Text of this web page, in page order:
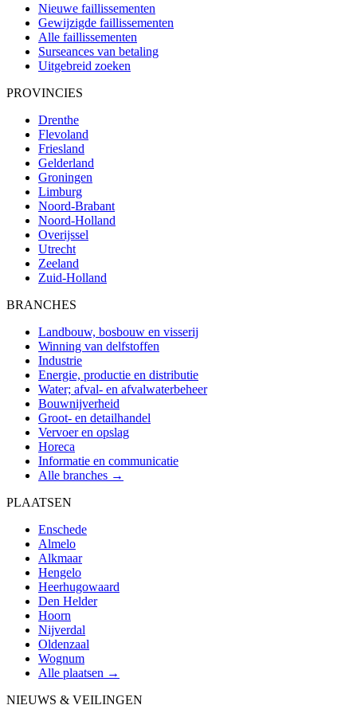
Nieuwe faillissementen
Gewijzigde faillissementen
Alle faillissementen
Surseances van betaling
Uitgebreid zoeken
PROVINCIES
Drenthe
Flevoland
Friesland
Gelderland
Groningen
Limburg
Noord-Brabant
Noord-Holland
Overijssel
Utrecht
Zeeland
Zuid-Holland
BRANCHES
Landbouw, bosbouw en visserij
Winning van delfstoffen
Industrie
Energie, productie en distributie
Water; afval- en afvalwaterbeheer
Bouwnijverheid
Groot- en detailhandel
Vervoer en opslag
Horeca
Informatie en communicatie
Alle branches →
PLAATSEN
Enschede
Almelo
Alkmaar
Hengelo
Heerhugowaard
Den Helder
Hoorn
Nijverdal
Oldenzaal
Wognum
Alle plaatsen →
NIEUWS & VEILINGEN